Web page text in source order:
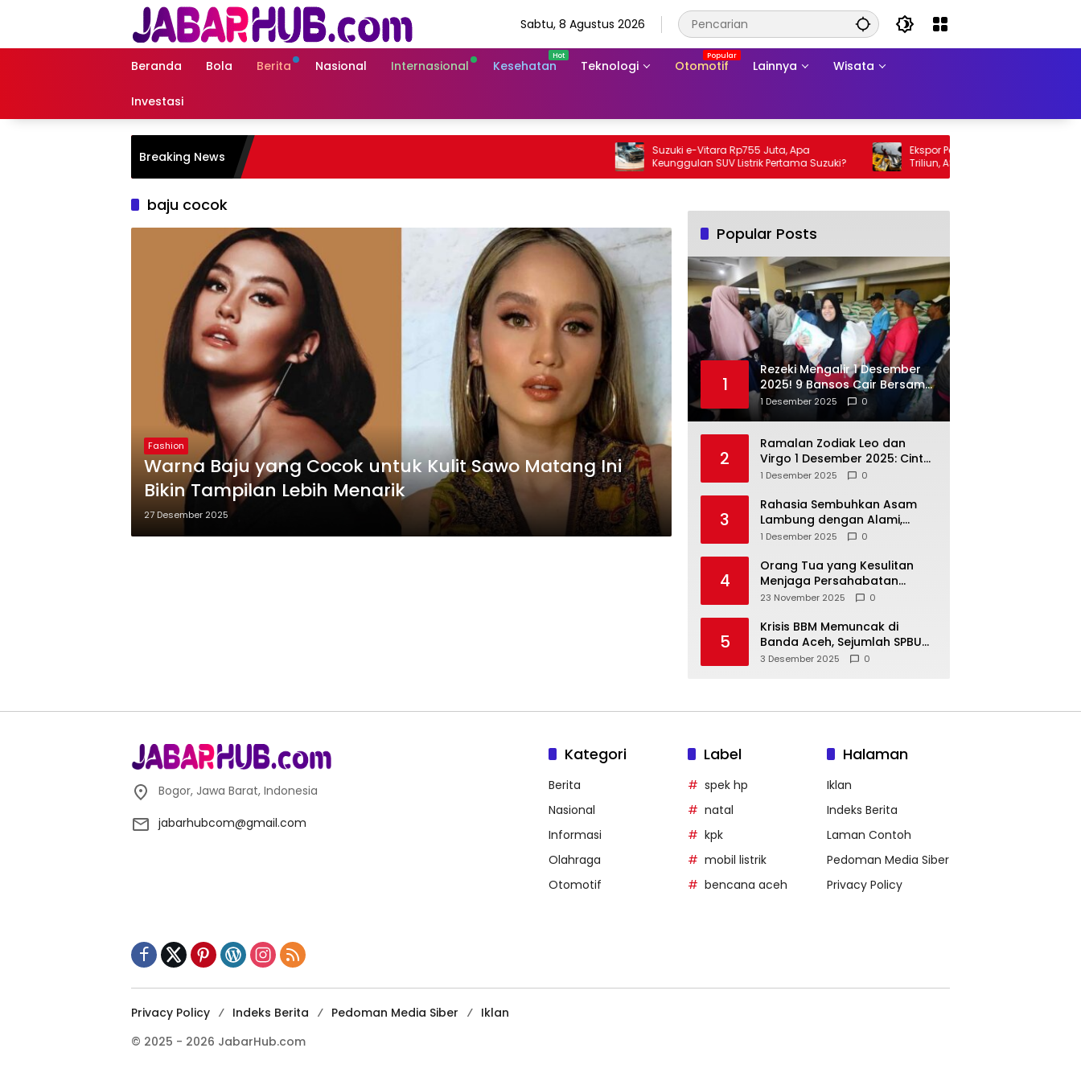
Sabtu, 8 Agustus 2026
Beranda Bola Berita Nasional Internasional Kesehatan Teknologi Otomotif Lainnya Wisata
Investasi
Breaking News
Suzuki e-Vitara Rp755 Juta, Apa
Keunggulan SUV Listrik Pertama Suzuki?
Ekspor Perikanan 2025 Tembus Rp105
Triliun, AS Jadi Pasar Utama
baju cocok
Fashion
Warna Baju yang Cocok untuk Kulit Sawo Matang Ini
Bikin Tampilan Lebih Menarik
27 Desember 2025
Popular Posts
1
Rezeki Mengalir 1 Desember
2025! 9 Bansos Cair Bersama:
PKH, BPNT, dan KKS Mandiri
Double
1 Desember 2025 0
2
Ramalan Zodiak Leo dan
Virgo 1 Desember 2025: Cinta,
Karir, Kesehatan, dan
1 Desember 2025 0
3
Rahasia Sembuhkan Asam
Lambung dengan Alami,
Nomor 4 Disalahpahami
1 Desember 2025 0
4
Orang Tua yang Kesulitan
Menjaga Persahabatan
Biasanya Lakukan 8 Hal Ini
23 November 2025 0
5
Krisis BBM Memuncak di
Banda Aceh, Sejumlah SPBU
Tutup Total
3 Desember 2025 0
Bogor, Jawa Barat, Indonesia
jabarhubcom@gmail.com
Kategori
Berita
Nasional
Informasi
Olahraga
Otomotif
Label
spek hp
natal
kpk
mobil listrik
bencana aceh
Halaman
Iklan
Indeks Berita
Laman Contoh
Pedoman Media Siber
Privacy Policy
Privacy Policy Indeks Berita Pedoman Media Siber
Iklan
© 2025 - 2026 JabarHub.com